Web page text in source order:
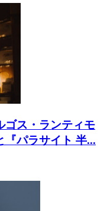
ゴス・ランティモ
『パラサイト 半...